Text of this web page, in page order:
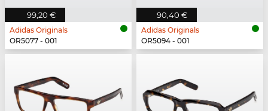
99,20 €
Adidas Originals
OR5077 - 001
90,40 €
Adidas Originals
OR5094 - 001